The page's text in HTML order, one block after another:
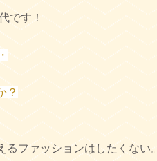
です！
？
ファッションはしたくない。